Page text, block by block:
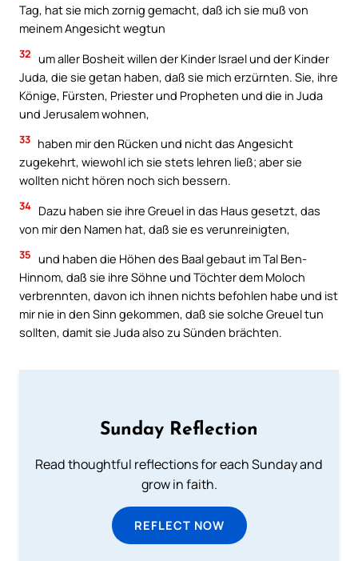
Tag, hat sie mich zornig gemacht, daß ich sie muß von
meinem Angesicht wegtun
32 um aller Bosheit willen der Kinder Israel und der Kinder
Juda, die sie getan haben, daß sie mich erzürnten. Sie, ihre
Könige, Fürsten, Priester und Propheten und die in Juda
und Jerusalem wohnen,
33 haben mir den Rücken und nicht das Angesicht
zugekehrt, wiewohl ich sie stets lehren ließ; aber sie
wollten nicht hören noch sich bessern.
34 Dazu haben sie ihre Greuel in das Haus gesetzt, das
von mir den Namen hat, daß sie es verunreinigten,
35 und haben die Höhen des Baal gebaut im Tal Ben-
Hinnom, daß sie ihre Söhne und Töchter dem Moloch
verbrennten, davon ich ihnen nichts befohlen habe und ist
mir nie in den Sinn gekommen, daß sie solche Greuel tun
sollten, damit sie Juda also zu Sünden brächten.
Sunday Reflection
Read thoughtful reflections for each Sunday and
grow in faith.
REFLECT NOW